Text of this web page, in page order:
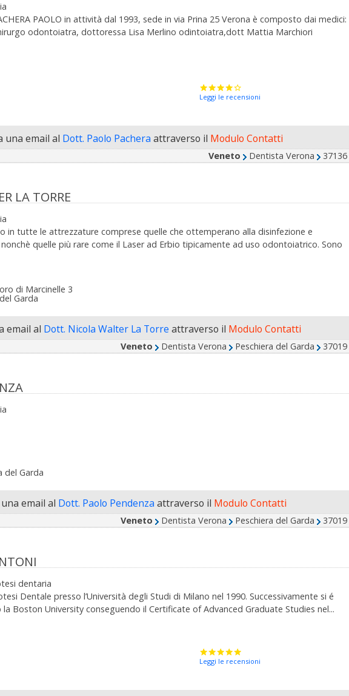
PAOLO in attività dal 1993, sede in via Prina 25 Verona è composto dai medici:
odontoiatra, dottoressa Lisa Merlino odintoiatra,dott Mattia Marchiori
Leggi le recensioni
una email al Dott. Paolo Pachera attraverso il Modulo Contatti
Veneto Dentista Verona 37136
LA TORRE
in tutte le attrezzature comprese quelle che ottemperano alla disinfezione e
quelle più rare come il Laser ad Erbio tipicamente ad uso odontoiatrico. Sono
di Marcinelle 3
Garda
email al Dott. Nicola Walter La Torre attraverso il Modulo Contatti
Veneto Dentista Verona Peschiera del Garda 37019
del Garda
email al Dott. Paolo Pendenza attraverso il Modulo Contatti
Veneto Dentista Verona Peschiera del Garda 37019
dentaria
Dentale presso l’Università degli Studi di Milano nel 1990. Successivamente si é
Boston University conseguendo il Certificate of Advanced Graduate Studies nel...
Leggi le recensioni